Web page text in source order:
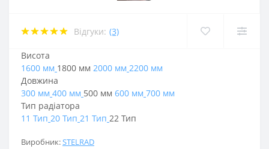
Відгуки: (3)
Виробник:STELRAD
Висота
1600 мм 1800 мм 2000 мм 2200 мм
Довжина
300 мм 400 мм 500 мм 600 мм 700 мм
Тип радіатора
11 Тип 20 Тип 21 Тип 22 Тип